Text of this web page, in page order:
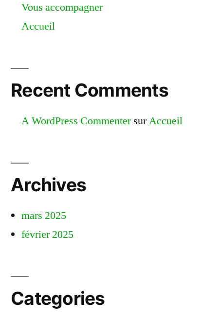
Vous accompagner
Accueil
Recent Comments
A WordPress CommentersurAccueil
Archives
mars 2025
février 2025
Categories